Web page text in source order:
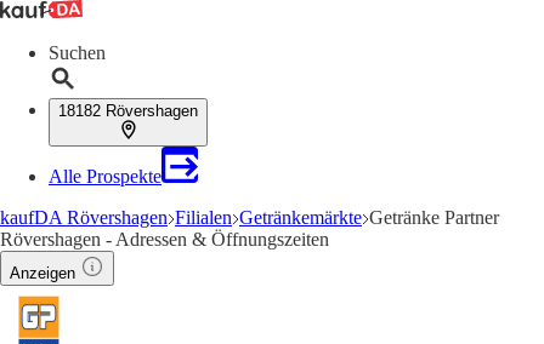
Suchen
18182 Rövershagen
Alle Prospekte
kaufDA Rövershagen Filialen Getränkemärkte Getränke Partner
Rövershagen - Adressen & Öffnungszeiten
Anzeigen